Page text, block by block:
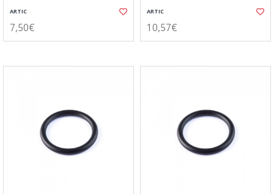
ARTIC
7,50€
ARTIC
10,57€